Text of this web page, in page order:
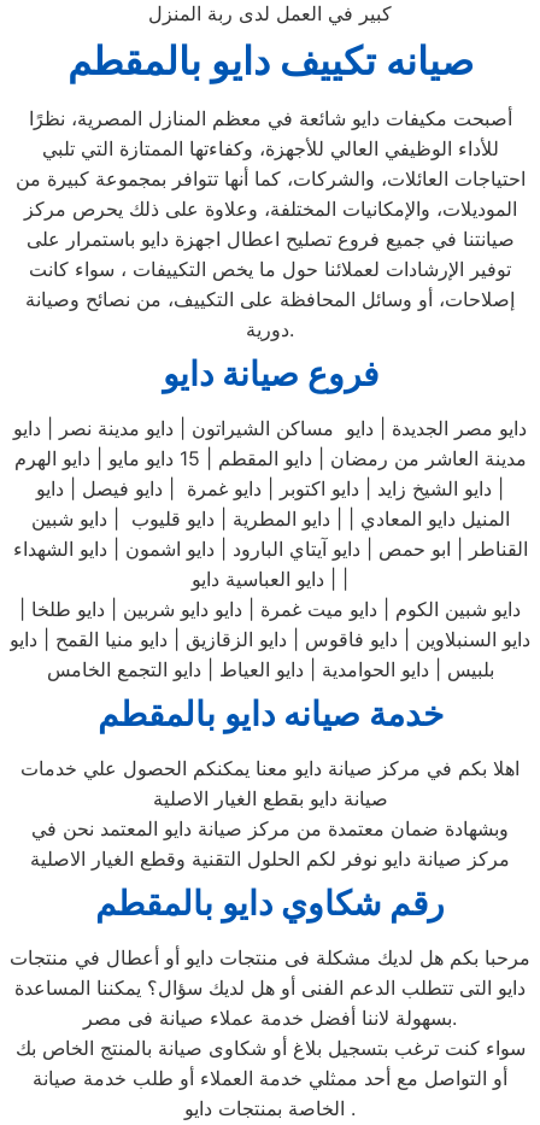
كبير في العمل لدى ربة المنزل
صيانه تكييف دايو بالمقطم
أصبحت مكيفات دايو شائعة في معظم المنازل المصرية، نظرًا
للأداء الوظيفي العالي للأجهزة، وكفاءتها الممتازة التي تلبي
احتياجات العائلات، والشركات، كما أنها تتوافر بمجموعة كبيرة من
الموديلات، والإمكانيات المختلفة، وعلاوة على ذلك يحرص مركز
صيانتنا في جميع فروع تصليح اعطال اجهزة دايو باستمرار على
توفير الإرشادات لعملائنا حول ما يخص التكييفات ، سواء كانت
إصلاحات، أو وسائل المحافظة على التكييف، من نصائح وصيانة
دورية.
فروع صيانة دايو
دايو مصر الجديدة | دايو مساكن الشيراتون | دايو مدينة نصر | دايو
مدينة العاشر من رمضان | دايو المقطم | 15 دايو مايو | دايو الهرم
| دايو الشيخ زايد | دايو اكتوبر | دايو غمرة | دايو فيصل | دايو
المنيل دايو المعادي | | دايو المطرية | دايو قليوب | دايو شبين
القناطر | ابو حمص | دايو آيتاي البارود | دايو اشمون | دايو الشهداء
دايو شبين الكوم | دايو ميت غمرة | دايو دايو شربين | دايو طلخا |
دايو السنبلاوين | دايو فاقوس | دايو الزقازيق | دايو منيا القمح | دايو
بلبيس | دايو الحوامدية | دايو العياط | دايو التجمع الخامس
خدمة صيانه دايو بالمقطم
اهلا بكم في مركز صيانة دايو معنا يمكنكم الحصول علي خدمات
صيانة دايو بقطع الغيار الاصلية
وبشهادة ضمان معتمدة من مركز صيانة دايو المعتمد نحن في
مركز صيانة دايو نوفر لكم الحلول التقنية وقطع الغيار الاصلية
رقم شكاوي دايو بالمقطم
مرحبا بكم هل لديك مشكلة فى منتجات دايو أو أعطال في منتجات
دايو التى تتطلب الدعم الفنى أو هل لديك سؤال؟ يمكننا المساعدة
بسهولة لاننا أفضل خدمة عملاء صيانة فى مصر.
سواء كنت ترغب بتسجيل بلاغ أو شكاوى صيانة بالمنتج الخاص بك
أو التواصل مع أحد ممثلي خدمة العملاء أو طلب خدمة صيانة
الخاصة بمنتجات دايو .